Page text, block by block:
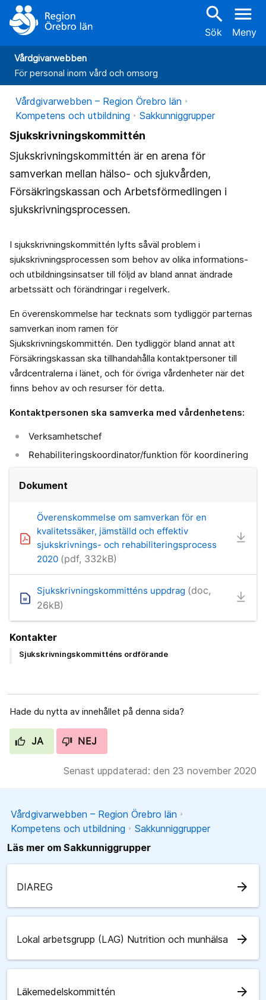
search
Sök
menu
Meny
Vårdgivarwebben
För personal inom vård och omsorg
Vårdgivarwebben – Region Örebro län
Kompetens och utbildning
Sakkunniggrupper
Sjukskrivningskommittén
Sjukskrivningskommittén är en arena för
samverkan mellan hälso- och sjukvården,
Försäkringskassan och Arbetsförmedlingen i
sjukskrivningsprocessen.
I sjukskrivningskommittén lyfts såväl problem i
sjukskrivningsprocessen som behov av olika informations-
och utbildningsinsatser till följd av bland annat ändrade
arbetssätt och förändringar i regelverk.
En överenskommelse har tecknats som tydliggör parternas
samverkan inom ramen för
Sjukskrivningskommittén. Den tydliggör bland annat att
Försäkringskassan ska tillhandahålla kontaktpersoner till
vårdcentralerna i länet, och för övriga vårdenheter när det
finns behov av och resurser för detta.
Kontaktpersonen ska samverka med vårdenhetens:
Verksamhetschef
Rehabiliteringskoordinator/funktion för koordinering
Dokument
Överenskommelse om samverkan för en
kvalitetssäker, jämställd och effektiv
sjukskrivnings- och rehabiliteringsprocess
2020 (pdf, 332kB)
Sjukskrivningskommitténs uppdrag (doc,
26kB)
Kontakter
Sjukskrivningskommitténs ordförande
Hade du nytta av innehållet på denna sida?
JA NEJ
Senast uppdaterad: den 23 november 2020
Vårdgivarwebben – Region Örebro län
Kompetens och utbildning
Sakkunniggrupper
Läs mer om Sakkunniggrupper
DIAREG arrow_forward
Lokal arbetsgrupp (LAG) Nutrition och munhälsa arrow_forward
Läkemedelskommittén arrow_forward